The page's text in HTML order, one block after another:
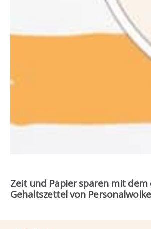
Zeit und Papier sparen mit
Gehaltszettel von